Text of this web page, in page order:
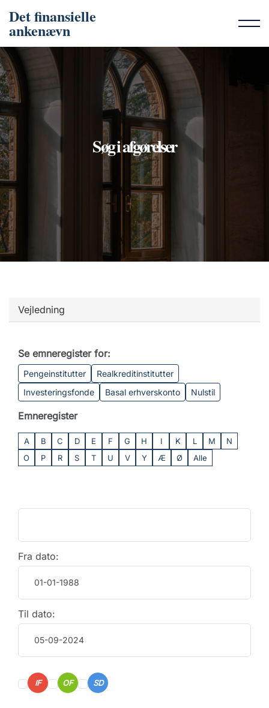
Det finansielle
ankenævn
Søg i afgørelser
Vejledning
Se emneregister for:
Pengeinstitutter
Realkreditinstitutter
Investeringsfonde
Basal erhverskonto Nulstil
Emneregister
A B C D E F G H I K L M
N
O
P R S T U V Y Æ Ø Alle
Fra dato:
Til dato:
IF OF SD